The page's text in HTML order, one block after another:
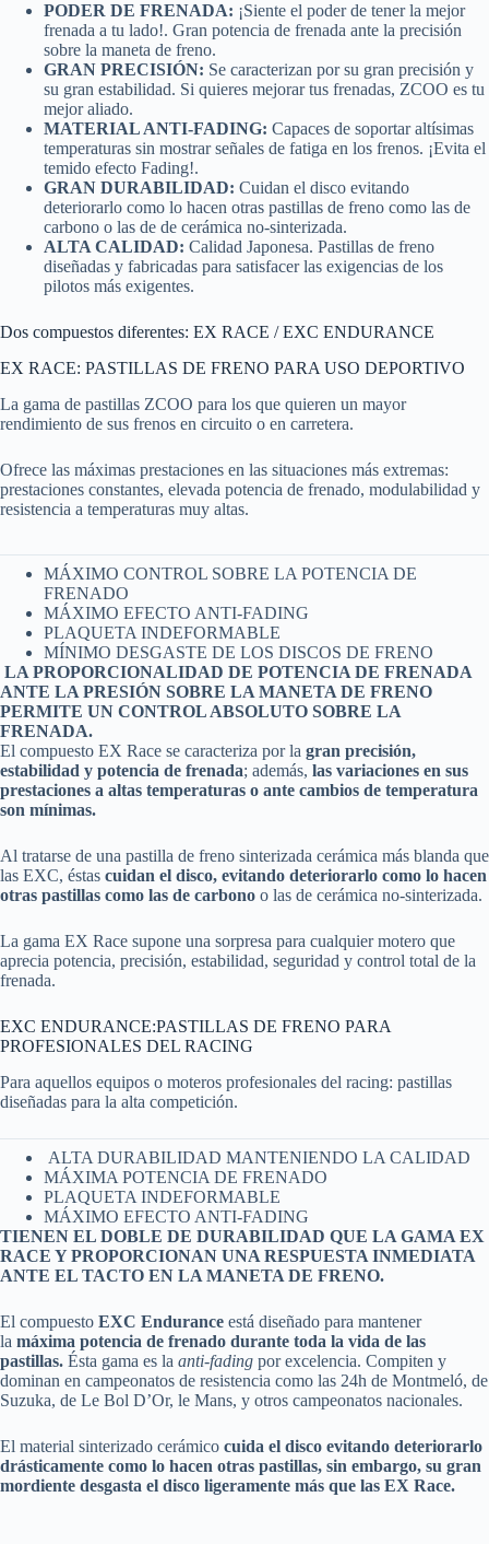
PODER DE FRENADA: ¡Siente el poder de tener la mejor
frenada a tu lado!. Gran potencia de frenada ante la precisión
sobre la maneta de freno.
GRAN PRECISIÓN: Se caracterizan por su gran precisión y
su gran estabilidad. Si quieres mejorar tus frenadas, ZCOO es tu
mejor aliado.
MATERIAL ANTI-FADING: Capaces de soportar altísimas
temperaturas sin mostrar señales de fatiga en los frenos. ¡Evita el
temido efecto Fading!.
GRAN DURABILIDAD: Cuidan el disco evitando
deteriorarlo como lo hacen otras pastillas de freno como las de
carbono o las de de cerámica no-sinterizada.
ALTA CALIDAD: Calidad Japonesa. Pastillas de freno
diseñadas y fabricadas para satisfacer las exigencias de los
pilotos más exigentes.
Dos compuestos diferentes: EX RACE / EXC ENDURANCE
EX RACE: PASTILLAS DE FRENO PARA USO DEPORTIVO
La gama de pastillas ZCOO para los que quieren un mayor
rendimiento de sus frenos en circuito o en carretera.
Ofrece las máximas prestaciones en las situaciones más extremas:
prestaciones constantes, elevada potencia de frenado, modulabilidad y
resistencia a temperaturas muy altas.
MÁXIMO CONTROL SOBRE LA POTENCIA DE
FRENADO
MÁXIMO EFECTO ANTI-FADING
PLAQUETA INDEFORMABLE
MÍNIMO DESGASTE DE LOS DISCOS DE FRENO
LA PROPORCIONALIDAD DE POTENCIA DE FRENADA
ANTE LA PRESIÓN SOBRE LA MANETA DE FRENO
PERMITE UN CONTROL ABSOLUTO SOBRE LA
FRENADA.
El compuesto EX Race se caracteriza por la gran precisión,
estabilidad y potencia de frenada; además, las variaciones en sus
prestaciones a altas temperaturas o ante cambios de temperatura
son mínimas.
Al tratarse de una pastilla de freno sinterizada cerámica más blanda que
las EXC, éstas cuidan el disco, evitando deteriorarlo como lo hacen
otras pastillas como las de carbono o las de cerámica no-sinterizada.
La gama EX Race supone una sorpresa para cualquier motero que
aprecia potencia, precisión, estabilidad, seguridad y control total de la
frenada.
EXC ENDURANCE:PASTILLAS DE FRENO PARA
PROFESIONALES DEL RACING
Para aquellos equipos o moteros profesionales del racing: pastillas
diseñadas para la alta competición.
ALTA DURABILIDAD MANTENIENDO LA CALIDAD
MÁXIMA POTENCIA DE FRENADO
PLAQUETA INDEFORMABLE
MÁXIMO EFECTO ANTI-FADING
TIENEN EL DOBLE DE DURABILIDAD QUE LA GAMA EX
RACE Y PROPORCIONAN UNA RESPUESTA INMEDIATA
ANTE EL TACTO EN LA MANETA DE FRENO.
El compuesto EXC Endurance está diseñado para mantener
la máxima potencia de frenado durante toda la vida de las
pastillas. Ésta gama es la anti-fading por excelencia. Compiten y
dominan en campeonatos de resistencia como las 24h de Montmeló, de
Suzuka, de Le Bol D’Or, le Mans, y otros campeonatos nacionales.
El material sinterizado cerámico cuida el disco evitando deteriorarlo
drásticamente como lo hacen otras pastillas, sin embargo, su gran
mordiente desgasta el disco ligeramente más que las EX Race.